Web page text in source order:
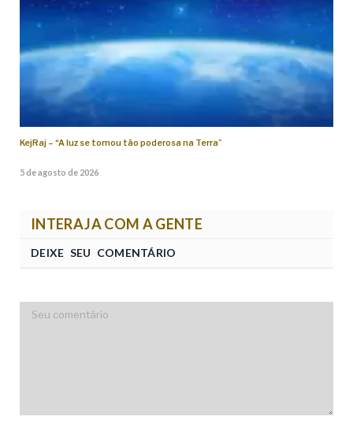
KejRaj – “A luz se tornou tão poderosa na Terra”
5 de agosto de 2026
INTERAJA COM A GENTE
DEIXE SEU COMENTÁRIO